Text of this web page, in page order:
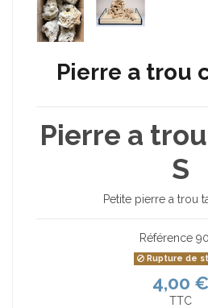
Pierre a trou
Pierre a
S
Petite pierre a trou
Référence
Rupture de
4,00 €
TTC